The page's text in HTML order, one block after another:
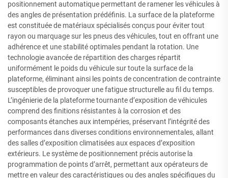
positionnement automatique permettant de ramener les véhicules à
des angles de présentation prédéfinis. La surface de la plateforme
est constituée de matériaux spécialisés conçus pour éviter tout
rayon ou marquage sur les pneus des véhicules, tout en offrant une
adhérence et une stabilité optimales pendant la rotation. Une
technologie avancée de répartition des charges répartit
uniformément le poids du véhicule sur toute la surface de la
plateforme, éliminant ainsi les points de concentration de contrainte
susceptibles de provoquer une fatigue structurelle au fil du temps.
L’ingénierie de la plateforme tournante d’exposition de véhicules
comprend des finitions résistantes à la corrosion et des
composants étanches aux intempéries, préservant l’intégrité des
performances dans diverses conditions environnementales, allant
des salles d’exposition climatisées aux espaces d’exposition
extérieurs. Le système de positionnement précis autorise la
programmation de points d’arrêt, permettant aux opérateurs de
mettre en valeur des caractéristiques ou des angles spécifiques du